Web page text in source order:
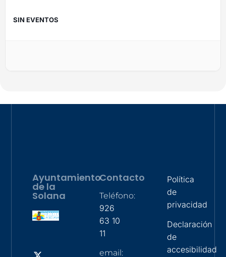
SIN EVENTOS
Ayuntamiento
de la
Solana
Contacto
Teléfono:
926
63 10
11
email:
Política
de
privacidad
Declaración
de
accesibilidad